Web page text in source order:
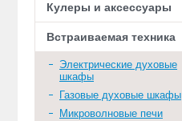
Кулеры и аксессуары
Встраиваемая техника
Электрические духовые
шкафы
Газовые духовые шкафы
Микроволновые печи